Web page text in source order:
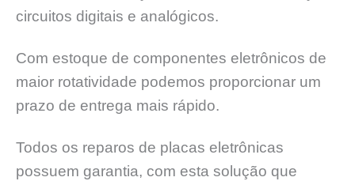
circuitos digitais e analógicos.
Com estoque de componentes eletrônicos de
maior rotatividade podemos proporcionar um
prazo de entrega mais rápido.
Todos os reparos de placas eletrônicas
possuem garantia, com esta solução que